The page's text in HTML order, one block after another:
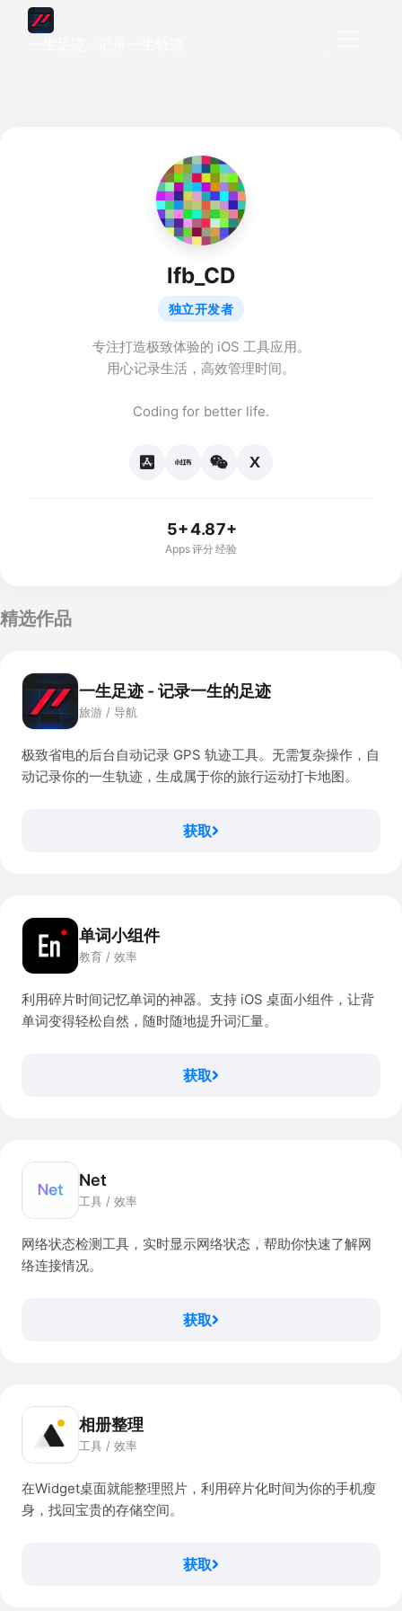
lfb_CD
独立开发者
专注打造极致体验的 iOS 工具应用。
用心记录生活，高效管理时间。
Coding for better life.
X
5+
Apps
4.8
评分
7+
经验
精选作品
一生足迹 - 记录一生的足迹
旅游 / 导航
极致省电的后台自动记录 GPS 轨迹工具。无需复杂操作，自
动记录你的一生轨迹，生成属于你的旅行运动打卡地图。
获取
单词小组件
教育 / 效率
利用碎片时间记忆单词的神器。支持 iOS 桌面小组件，让背
单词变得轻松自然，随时随地提升词汇量。
获取
Net
工具 / 效率
网络状态检测工具，实时显示网络状态，帮助你快速了解网
络连接情况。
获取
相册整理
工具 / 效率
在Widget桌面就能整理照片，利用碎片化时间为你的手机瘦
身，找回宝贵的存储空间。
获取